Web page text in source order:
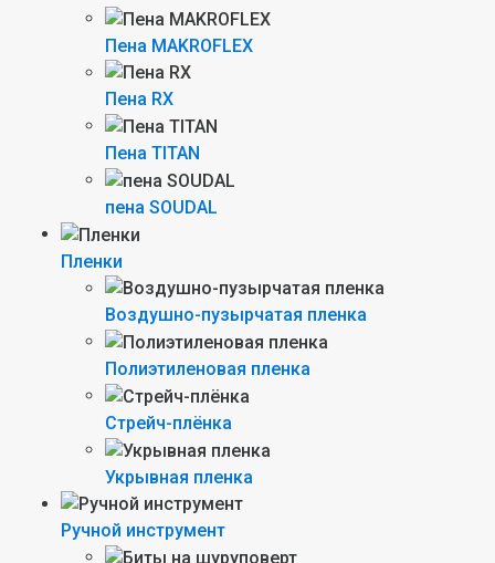
Пена MAKROFLEX
Пена RX
Пена TITAN
пена SOUDAL
Пленки
Воздушно-пузырчатая пленка
Полиэтиленовая пленка
Стрейч-плёнка
Укрывная пленка
Ручной инструмент